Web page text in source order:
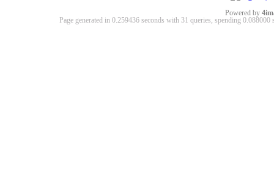
Powered by
Page generated in 0.259436 seconds with 31 queries, spending